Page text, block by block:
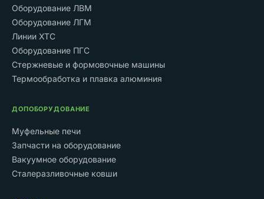
Оборудование ЛВМ
Оборудование ЛГМ
Линии ХТС
Оборудование ПГС
Стержневые и формовочные машины
Термообработка и плавка алюминия
ДОПОБОРУДОВАНИЕ
Муфельные печи
Запчасти на оборудование
Вакуумное оборудование
Сталеразливочные ковши